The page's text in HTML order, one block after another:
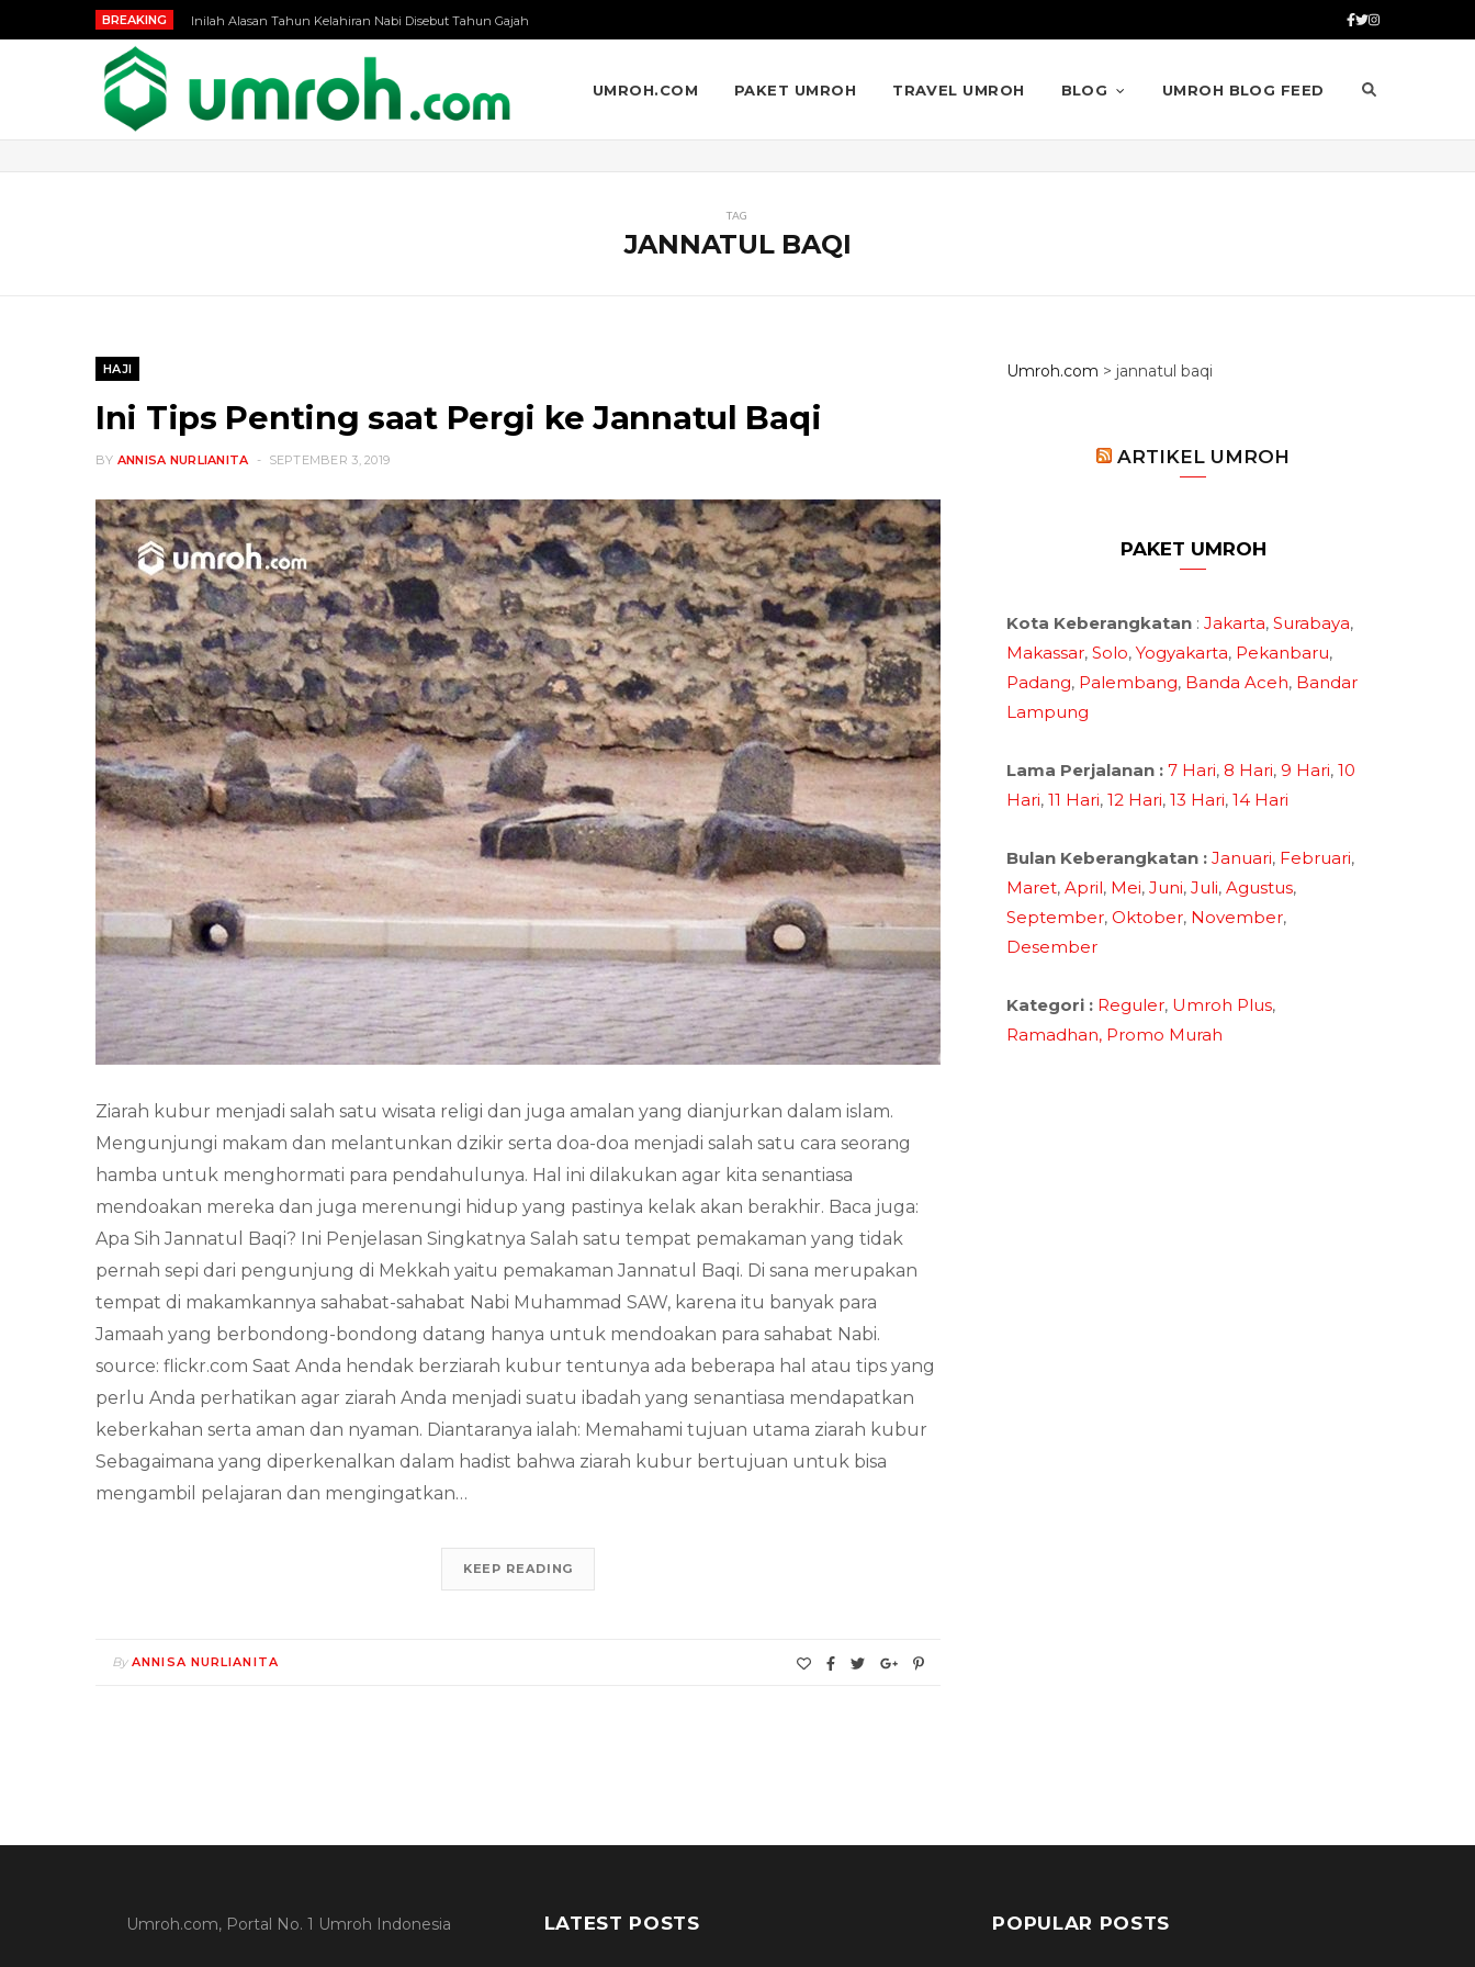
BREAKING Inilah Alasan Tahun Kelahiran Nabi Disebut Tahun Gajah
UMROH.COM PAKET UMROH TRAVEL UMROH BLOG UMROH BLOG FEED
TAG
JANNATUL BAQI
HAJI
Ini Tips Penting saat Pergi ke Jannatul Baqi
BY ANNISA NURLIANITA SEPTEMBER 3, 2019
Ziarah kubur menjadi salah satu wisata religi dan juga amalan yang dianjurkan dalam islam.
Mengunjungi makam dan melantunkan dzikir serta doa-doa menjadi salah satu cara seorang
hamba untuk menghormati para pendahulunya. Hal ini dilakukan agar kita senantiasa
mendoakan mereka dan juga merenungi hidup yang pastinya kelak akan berakhir. Baca juga:
Apa Sih Jannatul Baqi? Ini Penjelasan Singkatnya Salah satu tempat pemakaman yang tidak
pernah sepi dari pengunjung di Mekkah yaitu pemakaman Jannatul Baqi. Di sana merupakan
tempat di makamkannya sahabat-sahabat Nabi Muhammad SAW, karena itu banyak para
Jamaah yang berbondong-bondong datang hanya untuk mendoakan para sahabat Nabi.
source: flickr.com Saat Anda hendak berziarah kubur tentunya ada beberapa hal atau tips yang
perlu Anda perhatikan agar ziarah Anda menjadi suatu ibadah yang senantiasa mendapatkan
keberkahan serta aman dan nyaman. Diantaranya ialah: Memahami tujuan utama ziarah kubur
Sebagaimana yang diperkenalkan dalam hadist bahwa ziarah kubur bertujuan untuk bisa
mengambil pelajaran dan mengingatkan…
KEEP READING
By ANNISA NURLIANITA
Umroh.com > jannatul baqi
ARTIKEL UMROH
PAKET UMROH
Kota Keberangkatan : Jakarta, Surabaya,
Makassar, Solo, Yogyakarta, Pekanbaru,
Padang, Palembang, Banda Aceh, Bandar
Lampung
Lama Perjalanan : 7 Hari, 8 Hari, 9 Hari, 10
Hari, 11 Hari, 12 Hari, 13 Hari, 14 Hari
Bulan Keberangkatan : Januari, Februari,
Maret, April, Mei, Juni, Juli, Agustus,
September, Oktober, November,
Desember
Kategori : Reguler, Umroh Plus,
Ramadhan, Promo Murah
Umroh.com, Portal No. 1 Umroh Indonesia LATEST POSTS POPULAR POSTS